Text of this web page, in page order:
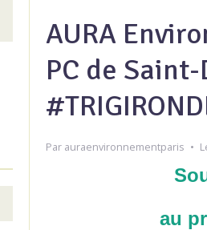
AURA
PC de
Par auraenvironnementparis
au